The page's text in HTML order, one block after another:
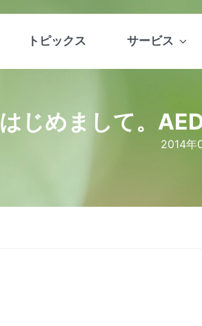
トピックス サービス
はじめまして。
2014年